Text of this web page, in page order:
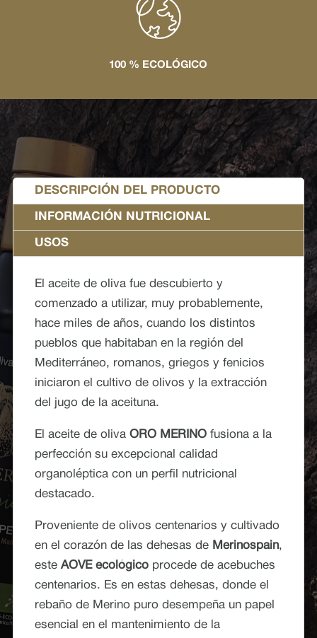
100 % ECOLÓGICO
DESCRIPCIÓN DEL PRODUCTO
INFORMACIÓN NUTRICIONAL
USOS
El aceite de oliva fue descubierto y
comenzado a utilizar, muy probablemente,
hace miles de años, cuando los distintos
pueblos que habitaban en la región del
Mediterráneo, romanos, griegos y fenicios
iniciaron el cultivo de olivos y la extracción
del jugo de la aceituna.
El aceite de oliva ORO MERINOfusiona a la
perfección su excepcional calidad
organoléptica con un perfil nutricional
destacado.
Proveniente de olivos centenarios y cultivado
en el corazón de las dehesas de Merinospain,
este AOVE ecológicoprocede de acebuches
centenarios. Es en estas dehesas, donde el
rebaño de Merino puro desempeña un papel
esencial en el mantenimiento de la